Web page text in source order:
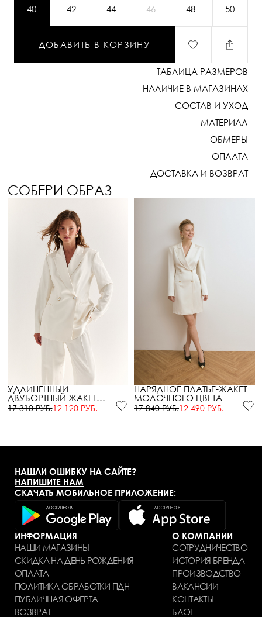
подчёркивает женственность. Идеальны в
с базовой рубашкой или топом.¶Брюки, которые
40 42 44 46 48 50
ДОБАВИТЬ В КОРЗИНУ
ТАБЛИЦА РАЗМЕРОВ
НАЛИЧИЕ В МАГАЗИНАХ
СОСТАВ И УХОД
МАТЕРИАЛ
ОБМЕРЫ
ОПЛАТА
ДОСТАВКА И ВОЗВРАТ
СОБЕРИ ОБРАЗ
УДЛИНЕННЫЙ
ДВУБОРТНЫЙ ЖАКЕТ
МОЛОЧНОГО ЦВЕТА
17 310 РУБ.12 120 РУБ.
НАРЯДНОЕ ПЛАТЬЕ-ЖАКЕТ
МОЛОЧНОГО ЦВЕТА
17 840 РУБ.12 490 РУБ.
НАШЛИ ОШИБКУ НА САЙТЕ?
НАПИШИТЕ НАМ
СКАЧАТЬ МОБИЛЬНОЕ ПРИЛОЖЕНИЕ:
ИНФОРМАЦИЯ
НАШИ МАГАЗИНЫ
СКИДКА НА ДЕНЬ РОЖДЕНИЯ
ОПЛАТА
ПОЛИТИКА ОБРАБОТКИ ПДН
ПУБЛИЧНАЯ ОФЕРТА
ВОЗВРАТ
О КОМПАНИИ
СОТРУДНИЧЕСТВО
ИСТОРИЯ БРЕНДА
ПРОИЗВОДСТВО
ВАКАНСИИ
КОНТАКТЫ
БЛОГ